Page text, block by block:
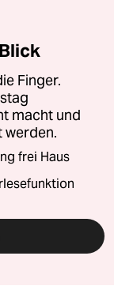
Finger.
macht und
werden.
frei Haus